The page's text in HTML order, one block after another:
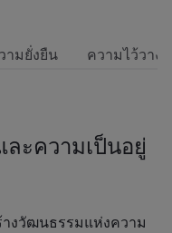
ามยั่งยืน ความไว้วาง
ะความเป็นอยู่
งวัฒนธรรมแห่งความ